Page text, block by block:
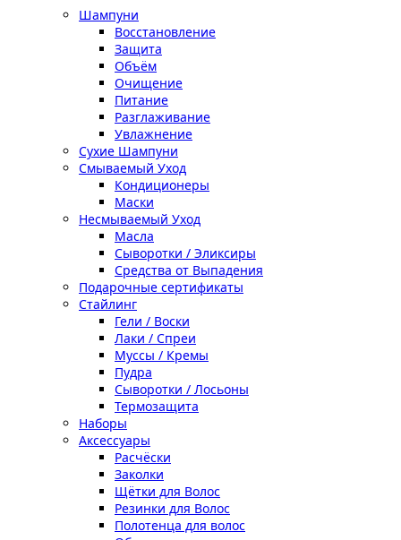
Шампуни
Восстановление
Защита
Объём
Очищение
Питание
Разглаживание
Увлажнение
Сухие Шампуни
Смываемый Уход
Кондиционеры
Маски
Несмываемый Уход
Масла
Сыворотки / Эликсиры
Средства от Выпадения
Подарочные сертификаты
Стайлинг
Гели / Воски
Лаки / Спреи
Муссы / Кремы
Пудра
Сыворотки / Лосьоны
Термозащита
Наборы
Аксессуары
Расчёски
Заколки
Щётки для Волос
Резинки для Волос
Полотенца для волос